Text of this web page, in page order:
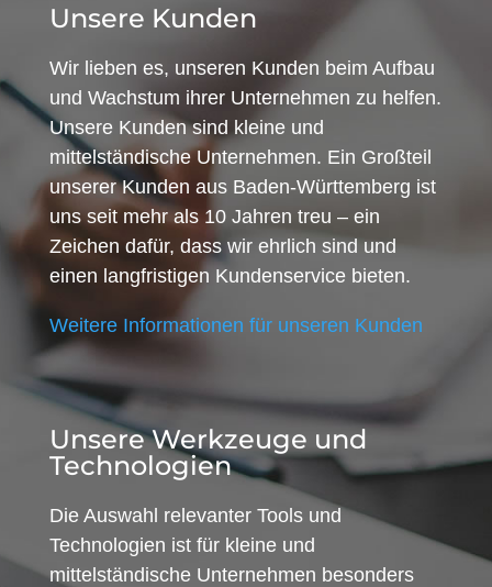
Unsere Kunden
Wir lieben es, unseren Kunden beim Aufbau
und Wachstum ihrer Unternehmen zu helfen.
Unsere Kunden sind kleine und
mittelständische Unternehmen. Ein Großteil
unserer Kunden aus Baden-Württemberg ist
uns seit mehr als 10 Jahren treu – ein
Zeichen dafür, dass wir ehrlich sind und
einen langfristigen Kundenservice bieten.
Weitere Informationen für unseren Kunden
Unsere Werkzeuge und
Technologien
Die Auswahl relevanter Tools und
Technologien ist für kleine und
mittelständische Unternehmen besonders